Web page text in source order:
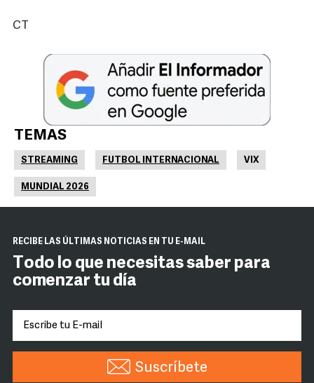
CT
TEMAS
STREAMING FUTBOL INTERNACIONAL VIX
MUNDIAL 2026
RECIBE LAS ÚLTIMAS NOTICIAS EN TU E-MAIL
Todo lo que necesitas saber para
comenzar tu día
Suscríbete